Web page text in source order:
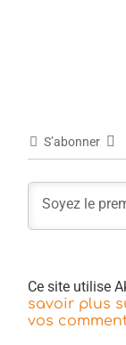
S’abonner
Ce site utilise
savoir plus
vos